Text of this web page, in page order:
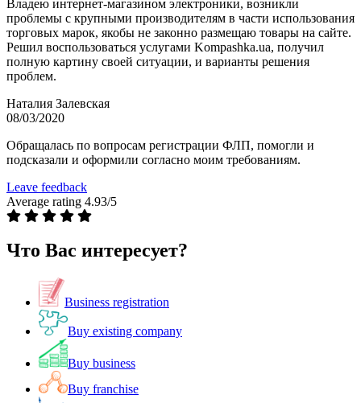
Владею интернет-магазином электроники, возникли
проблемы с крупными производителям в части использования
торговых марок, якобы не законно размещаю товары на сайте.
Решил воспользоваться услугами Kompashka.ua, получил
полную картину своей ситуации, и варианты решения
проблем.
Наталия Залевская
08/03/2020
Обращалась по вопросам регистрации ФЛП, помогли и
подсказали и оформили согласно моим требованиям.
Leave feedback
Average rating 4.93/5
Что Вас интересует?
Business registration
Buy existing company
Buy business
Buy franchise